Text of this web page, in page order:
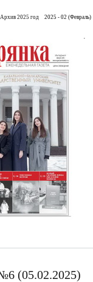
Архив 2025 год 2025 - 02 (Февраль)
(05.02.2025)